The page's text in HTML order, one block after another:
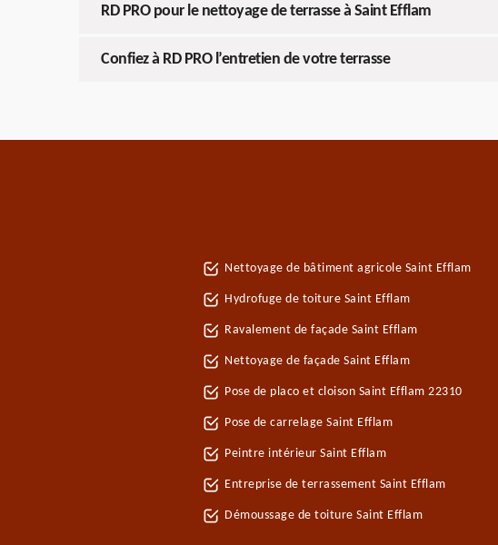
RD PRO pour le nettoyage de terrasse à Saint Efflam
Confiez à RD PRO l’entretien de votre terrasse
Nettoyage de bâtiment agricole Saint Efflam
Hydrofuge de toiture Saint Efflam
Ravalement de façade Saint Efflam
Nettoyage de façade Saint Efflam
Pose de placo et cloison Saint Efflam 22310
Pose de carrelage Saint Efflam
Peintre intérieur Saint Efflam
Entreprise de terrassement Saint Efflam
Démoussage de toiture Saint Efflam